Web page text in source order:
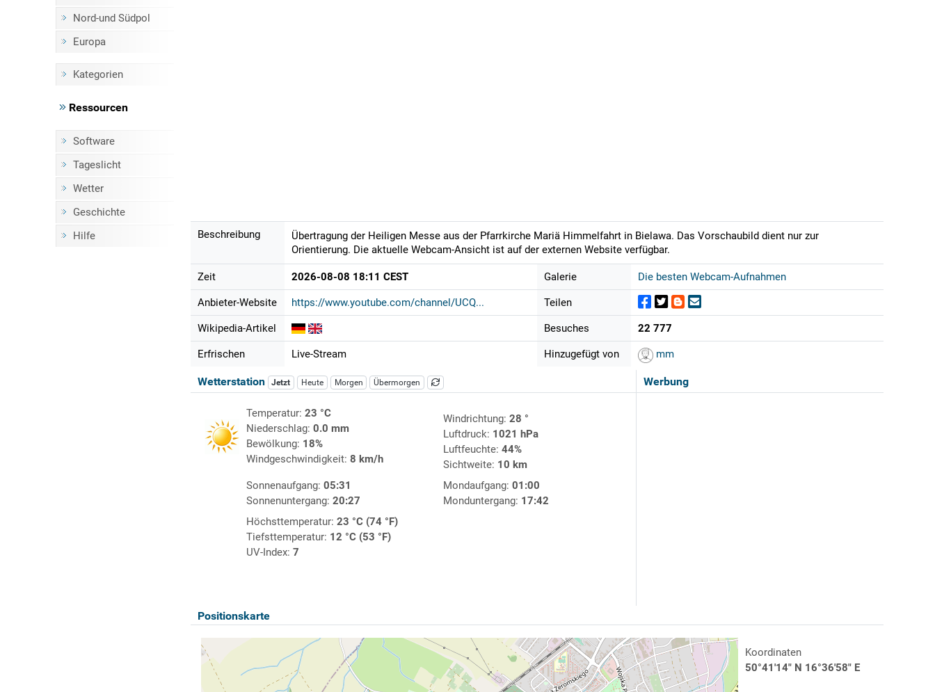
Nord-und Südpol
Europa
Kategorien
Ressourcen
Software
Tageslicht
Wetter
Geschichte
Hilfe
Beschreibung
Übertragung der Heiligen Messe aus der Pfarrkirche Mariä Himmelfahrt in Bielawa. Das Vorschaubild dient nur zur
Orientierung. Die aktuelle Webcam-Ansicht ist auf der externen Website verfügbar.
Zeit 2026-08-08 18:11 CEST
Anbieter-Website https://www.youtube.com/channel/UCQ...
Wikipedia-Artikel
Erfrischen Live-Stream
Galerie Die besten Webcam-Aufnahmen
Teilen
Besuches 22 777
Hinzugefügt von mm
Werbung
Wetterstation Jetzt Heute Morgen Übermorgen
Temperatur: 23 °C
Niederschlag: 0.0 mm
Bewölkung: 18%
Windgeschwindigkeit: 8 km/h
Windrichtung: 28 °
Luftdruck: 1021 hPa
Luftfeuchte: 44%
Sichtweite: 10 km
Sonnenaufgang: 05:31
Sonnenuntergang: 20:27
Mondaufgang: 01:00
Monduntergang: 17:42
Höchsttemperatur: 23 °C (74 °F)
Tiefsttemperatur: 12 °C (53 °F)
UV-Index: 7
Positionskarte
Koordinaten
50°41'14" N 16°36'58" E